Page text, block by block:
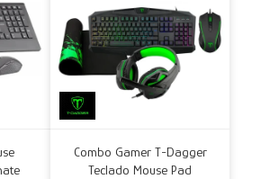
Combo Gamer T-Dagger
Teclado Mouse Pad